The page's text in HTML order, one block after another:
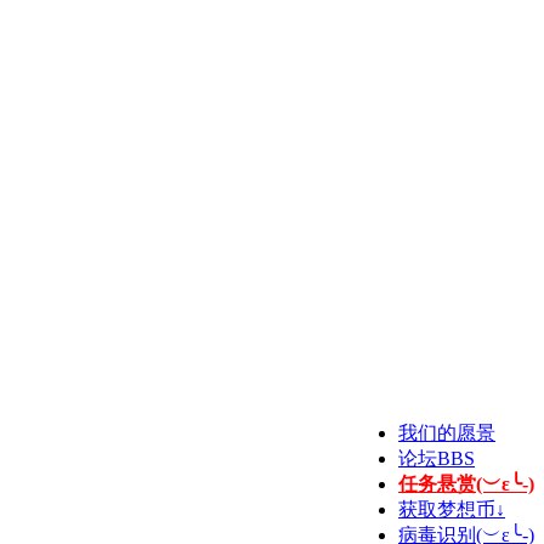
我们的愿景
论坛BBS
任务悬赏(︶ε╰-)
获取梦想币↓
病毒识别(︶ε╰-)